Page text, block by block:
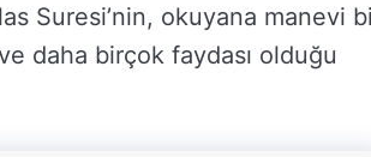
Suresi’nin, okuyana manevi
daha birçok faydası olduğu